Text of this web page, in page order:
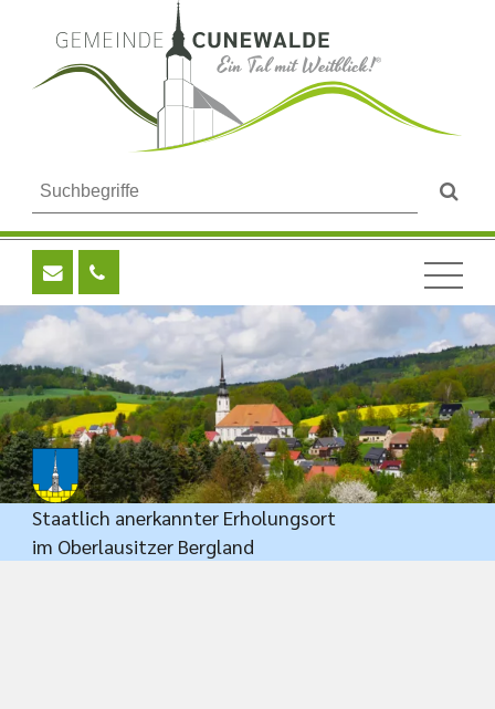
Staatlich anerkannter Erholungsort
im Oberlausitzer Bergland